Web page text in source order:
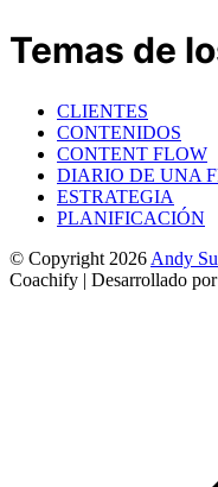
Temas de
CLIENTES
CONTENIDOS
CONTENT FLOW
DIARIO DE UNA
ESTRATEGIA
PLANIFICACIÓN
© Copyright 2026 Andy
Coachify | Desarrollado por